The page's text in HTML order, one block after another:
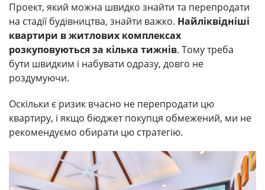
Проект, який можна швидко знайти та перепродати
на стадії будівництва, знайти важко. Найліквідніші
квартири в житлових комплексах
розкуповуються за кілька тижнів. Тому треба
бути швидким і набувати одразу, довго не
роздумуючи.
Оскільки є ризик вчасно не перепродати цю
квартиру, і якщо бюджет покупця обмежений, ми не
рекомендуємо обирати цю стратегію.